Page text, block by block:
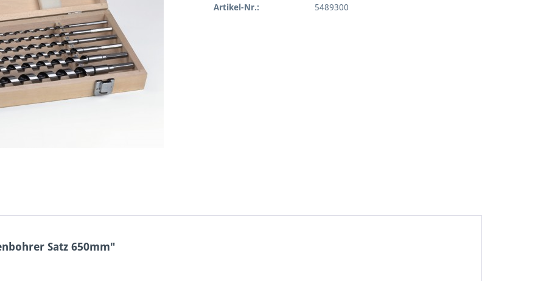
Artikel-Nr.: 5489300
Satz 650mm"